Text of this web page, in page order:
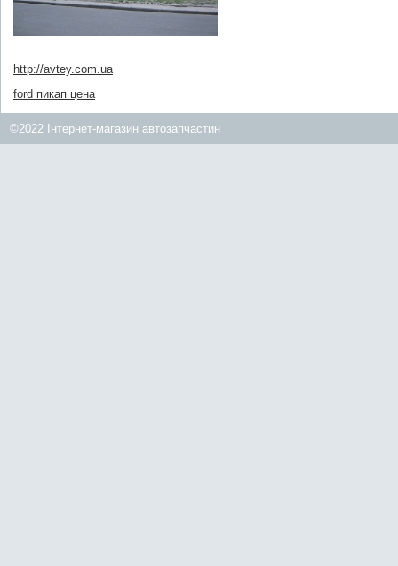
http://avtey.com.ua
ford пикап цена
©2022 Інтернет-магазин автозапчастин